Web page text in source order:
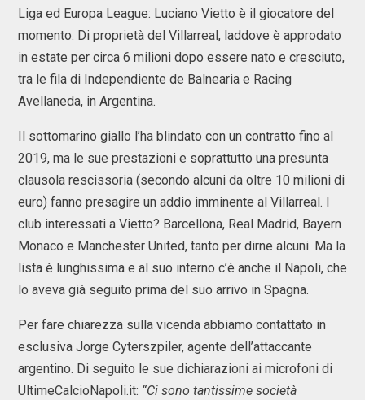
Liga ed Europa League: Luciano Vietto è il giocatore del
momento. Di proprietà del Villarreal, laddove è approdato
in estate per circa 6 milioni dopo essere nato e cresciuto,
tra le fila di Independiente de Balnearia e Racing
Avellaneda, in Argentina.
Il sottomarino giallo l’ha blindato con un contratto fino al
2019, ma le sue prestazioni e soprattutto una presunta
clausola rescissoria (secondo alcuni da oltre 10 milioni di
euro) fanno presagire un addio imminente al Villarreal. I
club interessati a Vietto? Barcellona, Real Madrid, Bayern
Monaco e Manchester United, tanto per dirne alcuni. Ma la
lista è lunghissima e al suo interno c’è anche il Napoli, che
lo aveva già seguito prima del suo arrivo in Spagna.
Per fare chiarezza sulla vicenda abbiamo contattato in
esclusiva Jorge Cyterszpiler, agente dell’attaccante
argentino. Di seguito le sue dichiarazioni ai microfoni di
UltimeCalcioNapoli.it: “Ci sono tantissime società